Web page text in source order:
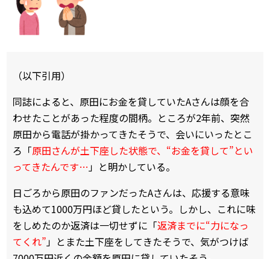
（以下引用）
同誌によると、原田にお金を貸していたAさんは顔を合
わせたことがあった程度の間柄。ところが2年前、突然
原田から電話が掛かってきたそうで、会いにいったとこ
ろ「原田さんが土下座した状態で、“お金を貸して”とい
ってきたんです…」と明かしている。
日ごろから原田のファンだったAさんは、応援する意味
も込めて1000万円ほど貸したという。しかし、これに味
をしめたのか返済は一切せずに「返済までに“力になっ
てくれ”」とまた土下座をしてきたそうで、気がつけば